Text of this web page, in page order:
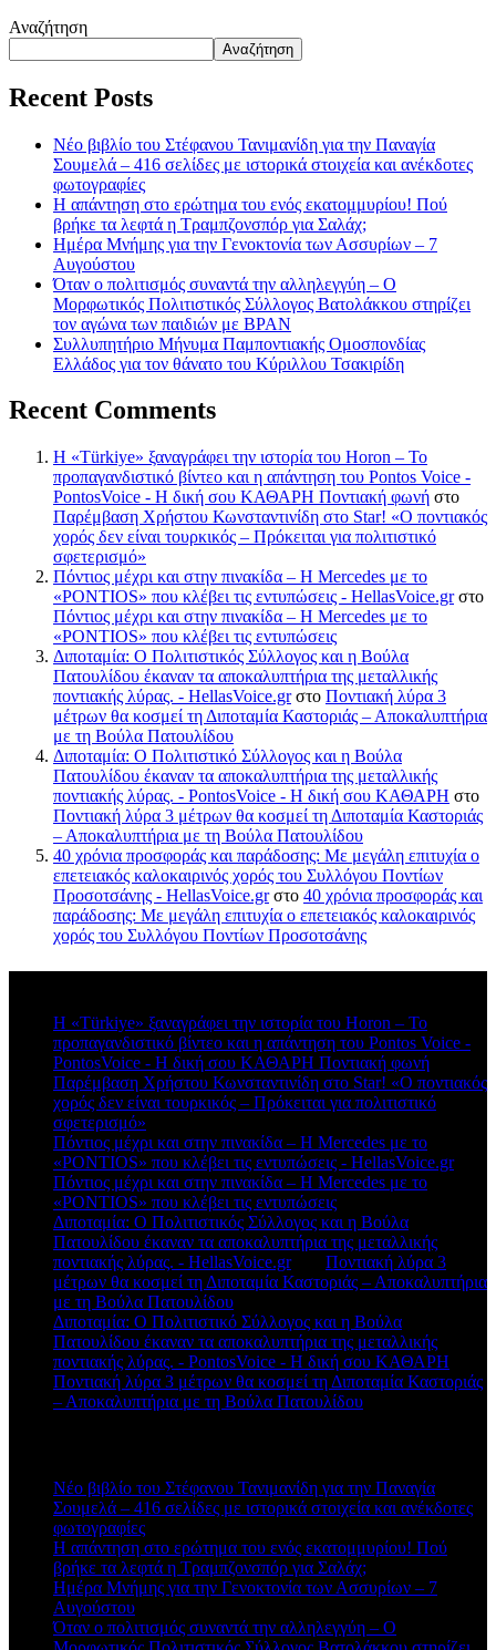
Αναζήτηση
Αναζήτηση
Recent Posts
Νέο βιβλίο του Στέφανου Τανιμανίδη για την Παναγία
Σουμελά – 416 σελίδες με ιστορικά στοιχεία και ανέκδοτες
φωτογραφίες
Η απάντηση στο ερώτημα του ενός εκατομμυρίου! Πού
βρήκε τα λεφτά η Τραμπζονσπόρ για Σαλάχ;
Ημέρα Μνήμης για την Γενοκτονία των Ασσυρίων – 7
Αυγούστου
Όταν ο πολιτισμός συναντά την αλληλεγγύη – Ο
Μορφωτικός Πολιτιστικός Σύλλογος Βατολάκκου στηρίζει
τον αγώνα των παιδιών με BPAN
Συλλυπητήριο Μήνυμα Παμποντιακής Ομοσπονδίας
Ελλάδος για τον θάνατο του Κύριλλου Τσακιρίδη
Recent Comments
Η «Türkiye» ξαναγράφει την ιστορία του Horon – Το
προπαγανδιστικό βίντεο και η απάντηση του Pontos Voice -
PontosVoice - H δική σου ΚΑΘΑΡΗ Ποντιακή φωνή στο
Παρέμβαση Χρήστου Κωνσταντινίδη στο Star! «Ο ποντιακός
χορός δεν είναι τουρκικός – Πρόκειται για πολιτιστικό
σφετερισμό»
Πόντιος μέχρι και στην πινακίδα – Η Mercedes με το
«PONTIOS» που κλέβει τις εντυπώσεις - HellasVoice.grστο
Πόντιος μέχρι και στην πινακίδα – Η Mercedes με το
«PONTIOS» που κλέβει τις εντυπώσεις
Διποταμία: Ο Πολιτιστικός Σύλλογος και η Βούλα
Πατουλίδου έκαναν τα αποκαλυπτήρια της μεταλλικής
ποντιακής λύρας. - HellasVoice.grστο Ποντιακή λύρα 3
μέτρων θα κοσμεί τη Διποταμία Καστοριάς – Αποκαλυπτήρια
με τη Βούλα Πατουλίδου
Διποταμία: Ο Πολιτιστικό Σύλλογος και η Βούλα
Πατουλίδου έκαναν τα αποκαλυπτήρια της μεταλλικής
ποντιακής λύρας. - PontosVoice - H δική σου ΚΑΘΑΡΗ στο
Ποντιακή λύρα 3 μέτρων θα κοσμεί τη Διποταμία Καστοριάς
– Αποκαλυπτήρια με τη Βούλα Πατουλίδου
40 χρόνια προσφοράς και παράδοσης: Με μεγάλη επιτυχία ο
επετειακός καλοκαιρινός χορός του Συλλόγου Ποντίων
Προσοτσάνης - HellasVoice.grστο 40 χρόνια προσφοράς και
παράδοσης: Με μεγάλη επιτυχία ο επετειακός καλοκαιρινός
χορός του Συλλόγου Ποντίων Προσοτσάνης
Η «Türkiye» ξαναγράφει την ιστορία του Horon – Το
προπαγανδιστικό βίντεο και η απάντηση του Pontos Voice -
PontosVoice - H δική σου ΚΑΘΑΡΗ Ποντιακή φωνή
Παρέμβαση Χρήστου Κωνσταντινίδη στο Star! «Ο ποντιακός
χορός δεν είναι τουρκικός – Πρόκειται για πολιτιστικό
σφετερισμό»
Πόντιος μέχρι και στην πινακίδα – Η Mercedes με το
«PONTIOS» που κλέβει τις εντυπώσεις - HellasVoice.grστο
Πόντιος μέχρι και στην πινακίδα – Η Mercedes με το
«PONTIOS» που κλέβει τις εντυπώσεις
Διποταμία: Ο Πολιτιστικός Σύλλογος και η Βούλα
Πατουλίδου έκαναν τα αποκαλυπτήρια της μεταλλικής
ποντιακής λύρας. - HellasVoice.grστο Ποντιακή λύρα 3
μέτρων θα κοσμεί τη Διποταμία Καστοριάς – Αποκαλυπτήρια
με τη Βούλα Πατουλίδου
Διποταμία: Ο Πολιτιστικό Σύλλογος και η Βούλα
Πατουλίδου έκαναν τα αποκαλυπτήρια της μεταλλικής
ποντιακής λύρας. - PontosVoice - H δική σου ΚΑΘΑΡΗ
Ποντιακή λύρα 3 μέτρων θα κοσμεί τη Διποταμία Καστοριάς
– Αποκαλυπτήρια με τη Βούλα Πατουλίδου
Νέο βιβλίο του Στέφανου Τανιμανίδη για την Παναγία
Σουμελά – 416 σελίδες με ιστορικά στοιχεία και ανέκδοτες
φωτογραφίες
Η απάντηση στο ερώτημα του ενός εκατομμυρίου! Πού
βρήκε τα λεφτά η Τραμπζονσπόρ για Σαλάχ;
Ημέρα Μνήμης για την Γενοκτονία των Ασσυρίων – 7
Αυγούστου
Όταν ο πολιτισμός συναντά την αλληλεγγύη – Ο